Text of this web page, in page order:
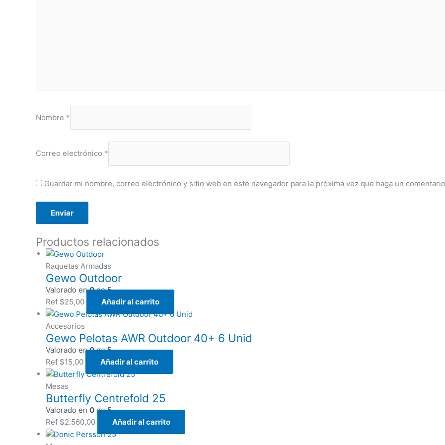
Nombre *
Correo electrónico *
Guardar mi nombre, correo electrónico y sitio web en este navegador para la próxima vez que haga un
Productos relacionados
Raquetas Armadas
Gewo Outdoor
Valorado en0de 5
Ref $25,00 Añadir al carrito
Accesorios
Gewo Pelotas AWR Outdoor 40+ 6 Unid
Valorado en0de 5
Ref $15,00 Añadir al carrito
Mesas
Butterfly Centrefold 25
Valorado en 0 de 5
Ref $2.560,00 Añadir al carrito